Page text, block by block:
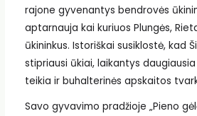
rajone gyvenantys bendrovės
aptarnauja kai kuriuos Plungės,
ūkininkus. Istoriškai susiklostė, kad
stipriausi ūkiai, laikantys
teikia ir buhalterinės apskaitos
Savo gyvavimo pradžioje „Pieno